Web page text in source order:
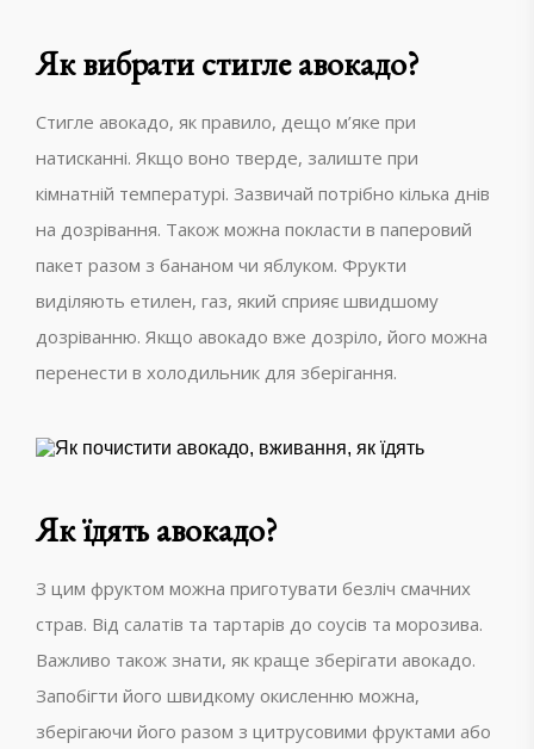
Як вибрати стигле авокадо?
Стигле авокадо, як правило, дещо м’яке при
натисканні. Якщо воно тверде, залиште при
кімнатній температурі. Зазвичай потрібно кілька днів
на дозрівання. Також можна покласти в паперовий
пакет разом з бананом чи яблуком. Фрукти
виділяють етилен, газ, який сприяє швидшому
дозріванню. Якщо авокадо вже дозріло, його можна
перенести в холодильник для зберігання.
Як їдять авокадо?
З цим фруктом можна приготувати безліч смачних
страв. Від салатів та тартарів до соусів та морозива.
Важливо також знати, як краще зберігати авокадо.
Запобігти його швидкому окисленню можна,
зберігаючи його разом з цитрусовими фруктами або